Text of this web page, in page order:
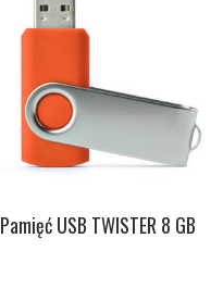
Pamięć USB TWISTER 8 GB